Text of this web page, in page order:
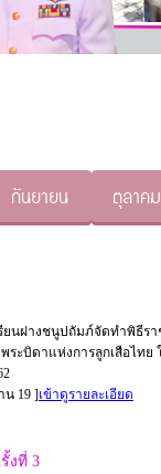
กันยายน
ตุลาคม
รียนฝางชนูปถัมภ์จัดทำพิธีร
ระบิดาแห่งการลูกเสือไทย
น 19 ]เข้าดูรายละเอียด
งที่ 3